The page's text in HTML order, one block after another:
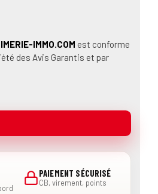
IMMO.COM est conforme
des Avis Garantis et par
PAIEMENT SÉCURISÉ
CB, virement, points